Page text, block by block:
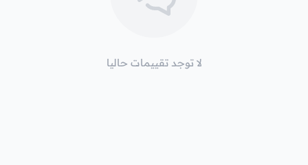
لا توجد تقييمات حاليا